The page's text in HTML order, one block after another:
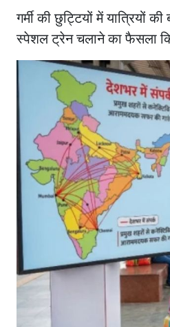
गर्मी की छुट्टियों में यात्रियों
स्पेशल ट्रेन चलाने का फैसला